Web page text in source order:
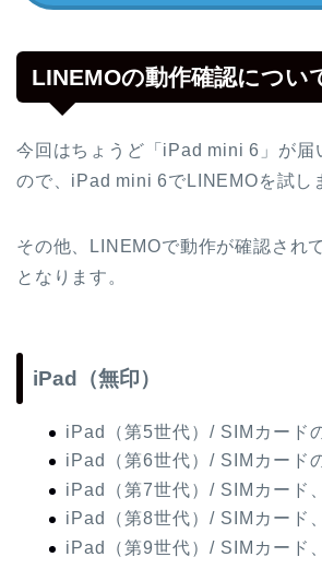
LINEMOの動作確認につい
今回はちょうど「iPad mini 6」が届
ので、iPad mini 6でLINEMOを試し
その他、LINEMOで動作が確認され
となります。
iPad（無印）
iPad（第5世代）/ SIMカード
iPad（第6世代）/ SIMカード
iPad（第7世代）/ SIMカード
iPad（第8世代）/ SIMカード
iPad（第9世代）/ SIMカード